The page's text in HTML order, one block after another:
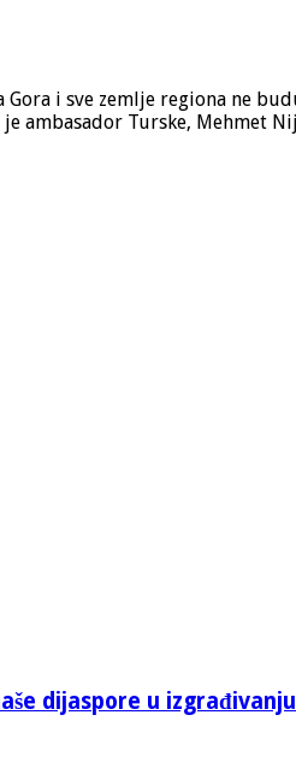
i sve zemlje regiona ne
Turske, Mehmet
dijaspore u